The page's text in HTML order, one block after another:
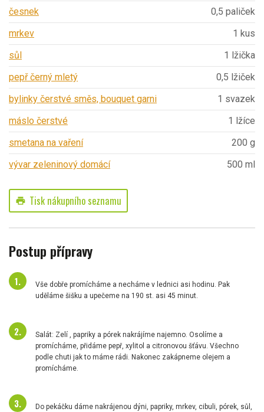
česnek
0,5 paliček
mrkev
1 kus
sůl
1 lžička
pepř černý mletý
0,5 lžiček
bylinky čerstvé směs, bouquet garni
1 svazek
máslo čerstvé
1 lžíce
smetana na vaření
200 g
vývar zeleninový domácí
500 ml
print Tisk nákupního seznamu
Postup přípravy
Vše dobře promícháme a necháme v lednici asi hodinu. Pak
uděláme šišku a upečeme na 190 st. asi 45 minut.
Salát: Zelí , papriky a pórek nakrájíme najemno. Osolíme a
promícháme, přidáme pepř, xylitol a citronovou šťávu. Všechno
podle chuti jak to máme rádi. Nakonec zakápneme olejem a
promícháme.
Do pekáčku dáme nakrájenou dýni, papriky, mrkev, cibuli, pórek, sůl,